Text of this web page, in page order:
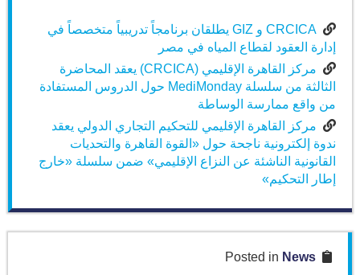
CRCICA و GIZ يطلقان برنامجاً تدريبياً متخصصاً في
إدارة العقود لقطاع المياه في مصر
مركز القاهرة الإقليمي (CRCICA) يعقد المحاضرة
الثالثة من سلسلة MediMonday حول الدروس المستفادة
من واقع ممارسة الوساطة
مركز القاهرة الإقليمي للتحكيم التجاري الدولي يعقد
ندوة إلكترونية ناجحة حول «القوة القاهرة والتحديات
القانونية الناشئة عن النزاع الإقليمي» ضمن سلسلة «خارج
إطار التحكيم»
News